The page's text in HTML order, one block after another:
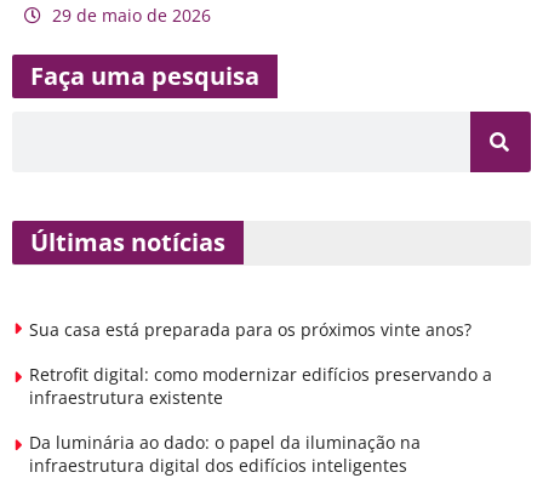
29 de maio de 2026
Faça uma pesquisa
Últimas notícias
Sua casa está preparada para os próximos vinte anos?
Retrofit digital: como modernizar edifícios preservando a
infraestrutura existente
Da luminária ao dado: o papel da iluminação na
infraestrutura digital dos edifícios inteligentes